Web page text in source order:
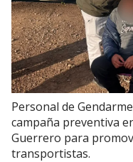
Personal de
campaña preventiva
Guerrero para
transportistas.